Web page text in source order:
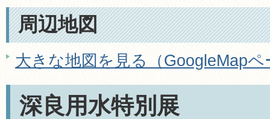
周辺地図
大きな地図を見る（GoogleMapペ
深良用水特別展